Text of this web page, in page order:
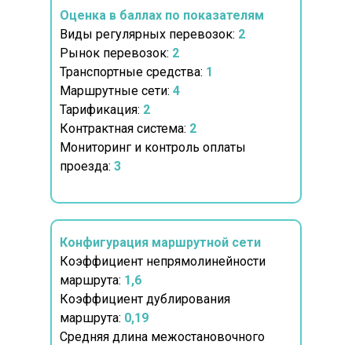
Оценка в баллах по показателям
Виды регулярных перевозок: 2
Рынок перевозок: 2
Транспортные средства: 1
Маршрутные сети: 4
Тарификация: 2
Контрактная система: 2
Мониторинг и контроль оплаты
проезда: 3
Конфигурация маршрутной сети
Коэффициент непрямолинейности
маршрута: 1,6
Коэффициент дублирования
маршрута: 0,19
Средняя длина межостановочного